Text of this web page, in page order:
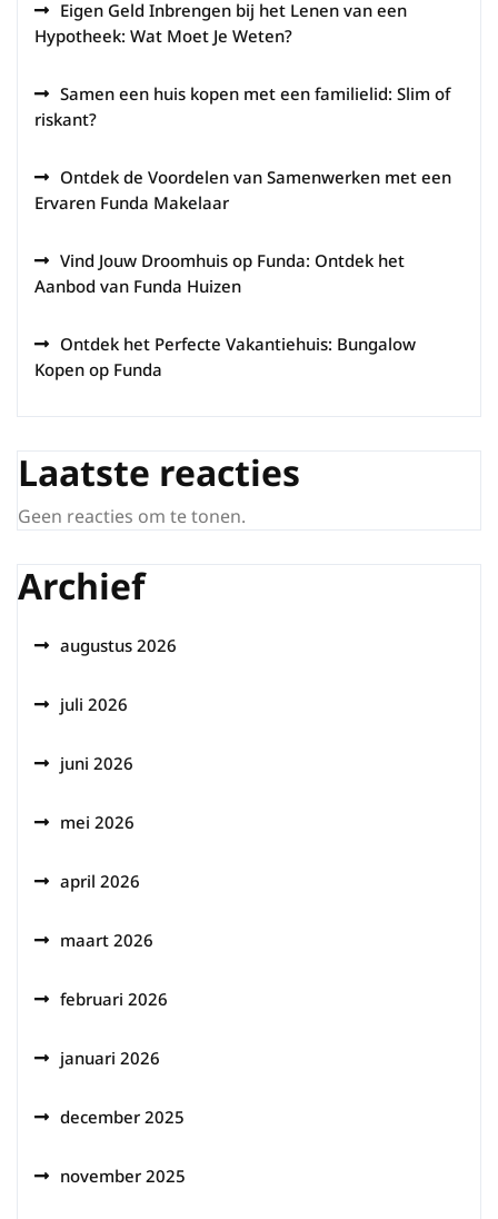
Eigen Geld Inbrengen bij het Lenen van een
Hypotheek: Wat Moet Je Weten?
Samen een huis kopen met een familielid: Slim of
riskant?
Ontdek de Voordelen van Samenwerken met een
Ervaren Funda Makelaar
Vind Jouw Droomhuis op Funda: Ontdek het
Aanbod van Funda Huizen
Ontdek het Perfecte Vakantiehuis: Bungalow
Kopen op Funda
Laatste reacties
Geen reacties om te tonen.
Archief
augustus 2026
juli 2026
juni 2026
mei 2026
april 2026
maart 2026
februari 2026
januari 2026
december 2025
november 2025